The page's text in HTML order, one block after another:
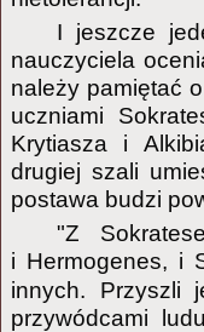
I jeszcze
nauczyciela
należy pamiętać
uczniami
Krytiasza i
drugiej szali
postawa budzi
"Z
i Hermogenes, i
innych. Przyszli
przywódcami